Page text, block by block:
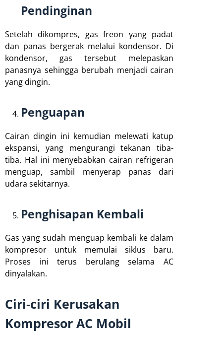
Pendinginan
Setelah dikompres, gas freon yang padat
dan panas bergerak melalui kondensor. Di
kondensor, gas tersebut melepaskan
panasnya sehingga berubah menjadi cairan
yang dingin.
Penguapan
Cairan dingin ini kemudian melewati katup
ekspansi, yang mengurangi tekanan tiba-
tiba. Hal ini menyebabkan cairan refrigeran
menguap, sambil menyerap panas dari
udara sekitarnya.
Penghisapan Kembali
Gas yang sudah menguap kembali ke dalam
kompresor untuk memulai siklus baru.
Proses ini terus berulang selama AC
dinyalakan.
Ciri-ciri Kerusakan
Kompresor AC Mobil